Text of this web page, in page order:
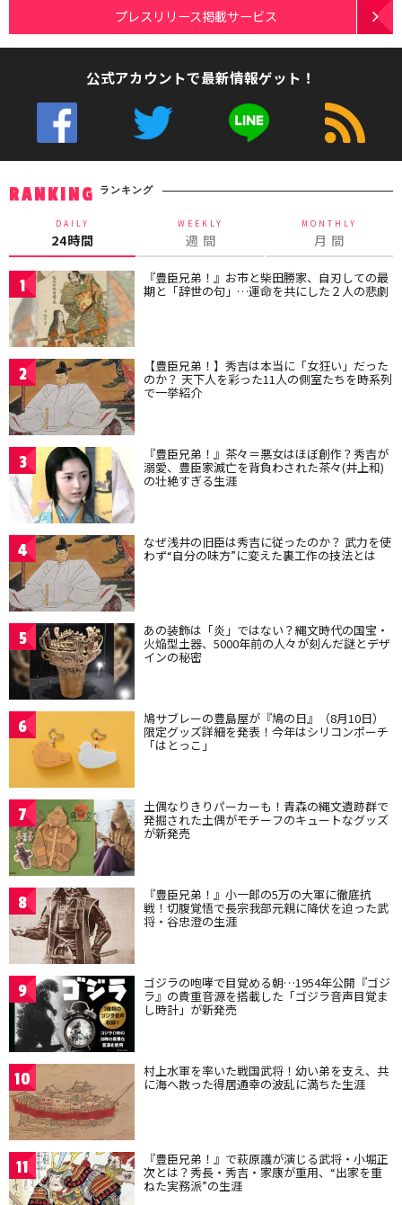
プレスリリース掲載サービス
公式アカウントで最新情報ゲット！
RANKING ランキング
DAILY
24時間
WEEKLY
週 間
MONTHLY
月 間
1 『豊臣兄弟！』お市と柴田勝家、自刃しての最
期と「辞世の句」…運命を共にした２人の悲劇
2 【豊臣兄弟！】秀吉は本当に「女狂い」だった
のか？ 天下人を彩った11人の側室たちを時系列
で一挙紹介
3 『豊臣兄弟！』茶々＝悪女はほぼ創作？秀吉が
溺愛、豊臣家滅亡を背負わされた茶々(井上和)
の壮絶すぎる生涯
4 なぜ浅井の旧臣は秀吉に従ったのか？ 武力を使
わず“自分の味方”に変えた裏工作の技法とは
5 あの装飾は「炎」ではない？縄文時代の国宝・
火焔型土器、5000年前の人々が刻んだ謎とデザ
インの秘密
6 鳩サブレーの豊島屋が『鳩の日』（8月10日）
限定グッズ詳細を発表！今年はシリコンポーチ
「はとっこ」
7 土偶なりきりパーカーも！青森の縄文遺跡群で
発掘された土偶がモチーフのキュートなグッズ
が新発売
8 『豊臣兄弟！』小一郎の5万の大軍に徹底抗
戦！切腹覚悟で長宗我部元親に降伏を迫った武
将・谷忠澄の生涯
9 ゴジラの咆哮で目覚める朝…1954年公開『ゴジ
ラ』の貴重音源を搭載した「ゴジラ音声目覚ま
し時計」が新発売
10 村上水軍を率いた戦国武将！幼い弟を支え、共
に海へ散った得居通幸の波乱に満ちた生涯
11 『豊臣兄弟！』で萩原護が演じる武将・小堀正
次とは？秀長・秀吉・家康が重用、“出家を重
ねた実務派”の生涯